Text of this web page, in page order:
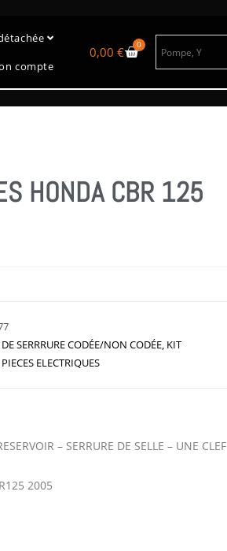
compte
0,00 € 0
HONDA CBR 125
SERRRURE CODÉE/NON CODÉE, KIT
PIECES ELECTRIQUES
– SERRURE DE SELLE – UNE CLEF
2005